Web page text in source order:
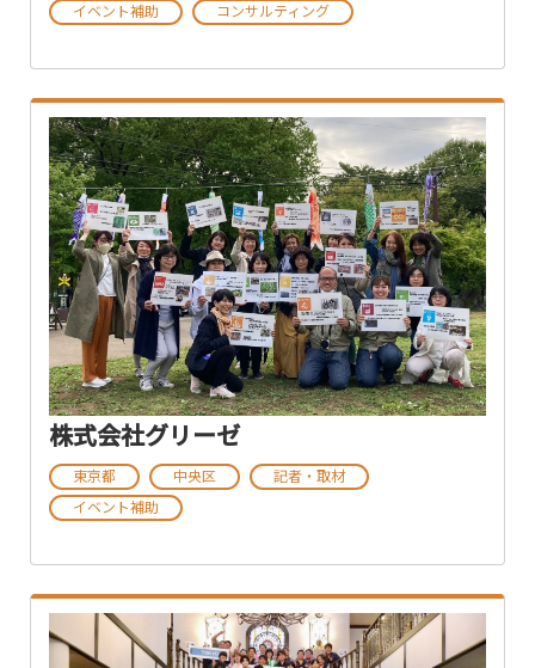
イベント補助
コンサルティング
株式会社グリーゼ
東京都 中央区
記者・取材
イベント補助